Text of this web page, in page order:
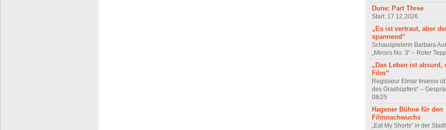
Dune: Part Three
Start: 17.12.2026
„Es ist vertraut, aber
spannend“
Schauspielerin Barbara
„Miroirs No. 3“ – Roter
„Das Leben ist absurd,
Film“
Regisseur Elmar Imanov
des Grashüpfers“ –
08/25
Hagener Bühne für den
Filmnachwuchs
„Eat My Shorts“ in der